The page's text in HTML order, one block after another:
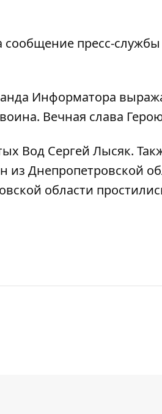
сообщение пресс-службы
Информатора
Вечная слава
Вод Сергей Лысяк.
из Днепропетровской
области